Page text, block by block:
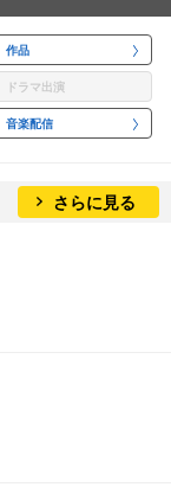
作品
ドラマ出演
音楽配信
さらに見る